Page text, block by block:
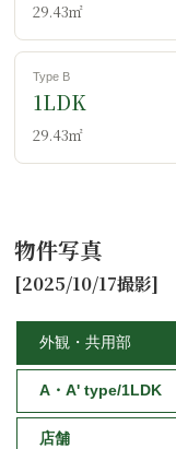
29.43㎡
Type B
1LDK
29.43㎡
物件写真
[2025/10/17撮影]
外観・共用部
A・A' type/1LDK
店舗